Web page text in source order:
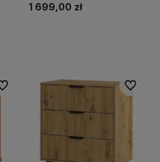
1 699,00 zł
ulubionych Do